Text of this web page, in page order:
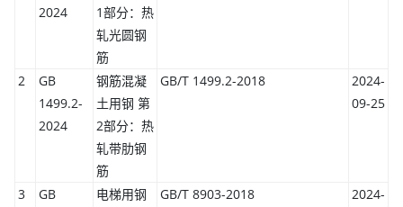
2024
1部分：热
轧光圆钢
筋
2
GB
1499.2-
2024
钢筋混凝
土用钢 第
2部分：热
轧带肋钢
筋
GB/T 1499.2-2018
2024-
09-25
3
GB
电梯用钢
GB/T 8903-2018
2024-